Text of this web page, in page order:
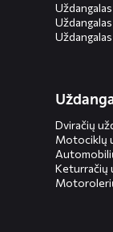
Dviračių
Motociklų
Keturračių